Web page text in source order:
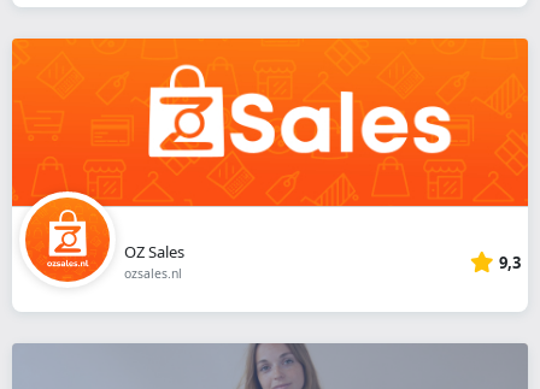
OZ Sales
ozsales.nl 9,3